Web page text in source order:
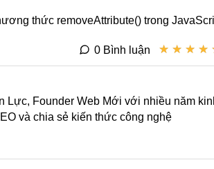
thức removeAttribute() trong
★ ★ ★ ★
★ ★ ★ ★
0 Bình luận
Lực, Founder Web Mới với nhiều năm
và chia sẻ kiến thức công nghệ